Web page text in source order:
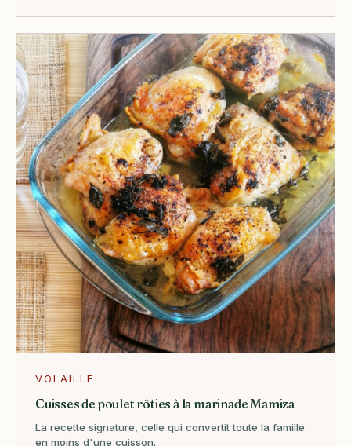
VOLAILLE
Cuisses de poulet rôties à la marinade Mamiza
La recette signature, celle qui convertit toute la famille
en moins d'une cuisson.